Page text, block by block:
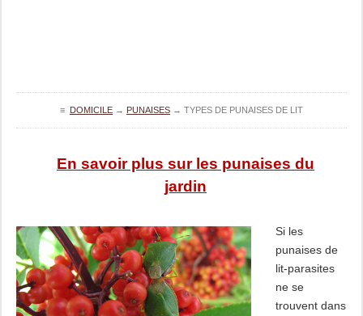
≡ DOMICILE→ PUNAISES→ TYPES DE PUNAISES DE LIT
En savoir plus sur les punaises du
jardin
Si les
punaises de
lit-parasites
ne se
trouvent dans